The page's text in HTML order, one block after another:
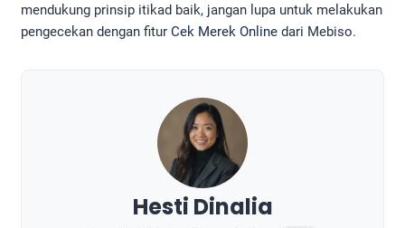
mendukung prinsip itikad baik, jangan lupa untuk melakukan
pengecekan dengan fitur Cek Merek Online dari Mebiso.
Hesti Dinalia